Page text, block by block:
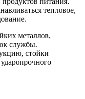
тепловое,
металлов,
службы.
стойки